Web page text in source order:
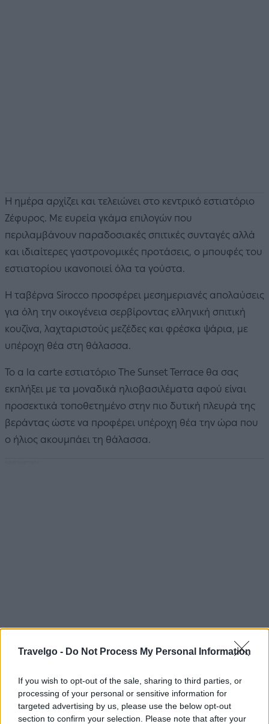
Travelgo - Do Not Process My Personal Information
If you wish to opt-out of the sale, sharing to third parties, or
processing of your personal or sensitive information for
targeted advertising by us, please use the below opt-out
section to confirm your selection. Please note that after your
Η ημέρα αρχίζει και τελειώνει στο κεντρικό εστιατόριο
Ζέφυρος. Με ευρεία γκάμα επιλογών που
περιλαμβάνουν παραδοσιακές σπιτικές συνταγές αλλά
και ιδιαίτερες γαστρονομικές προτάσεις, ο μπουφές του
εστιατορίου ικανοποιεί όλα τα γούστα.
Η ταβέρνα Sirocco προσφέρει μεσημεριανές απολαύσεις
για όλη την οικογένεια σερβίροντας ελληνική σπιτική
κουζίνα, λαχταριστούς μεζέδες και φρέσκα ψάρια, με
υπέροχη θέα στη θάλασσα.
Το a la carte εστιατόριο The Sunset Terrace θα σας
εκπλήξει με τα μοναδικά ηλιοβασιλέματα αφού είναι
προσεκτικά τοποθετημένο στην πιο δυτική πλευρά της
βεράντας ώστε να προφέρει υπέροχη θέα την ώρα που
ο ήλιος ακουμπάει τη θάλασσα.